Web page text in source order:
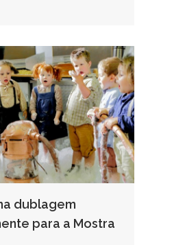
dublagem
para a Mostra